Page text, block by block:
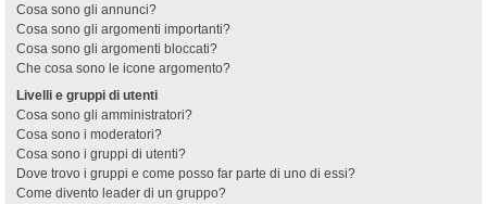
Cosa sono gli annunci?
Cosa sono gli argomenti importanti?
Cosa sono gli argomenti bloccati?
Che cosa sono le icone argomento?
Livelli e gruppi di utenti
Cosa sono gli amministratori?
Cosa sono i moderatori?
Cosa sono i gruppi di utenti?
Dove trovo i gruppi e come posso far parte di uno di essi?
Come divento leader di un gruppo?